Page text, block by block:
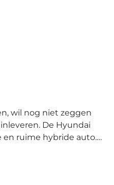
wil nog niet zeggen
De Hyundai
en ruime hybride auto.
onmiddellijk uit